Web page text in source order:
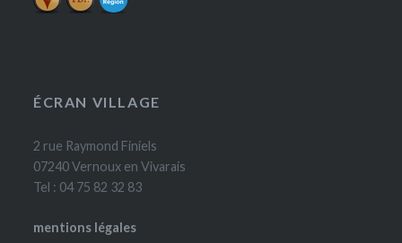
ÉCRAN VILLAGE
2 rue Raymond Finiels
07240 Vernoux en Vivarais
Tel : 04 75 82 32 83
mentions légales